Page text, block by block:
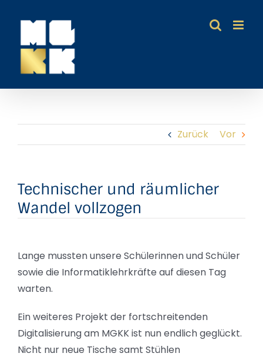
Inhalt
springen
Zurück Vor
Technischer und räumlicher
Wandel vollzogen
Lange mussten unsere Schülerinnen und Schüler
sowie die Informatiklehrkräfte auf diesen Tag
warten.
Ein weiteres Projekt der fortschreitenden
Digitalisierung am MGKK ist nun endlich geglückt.
Nicht nur neue Tische samt Stühlen